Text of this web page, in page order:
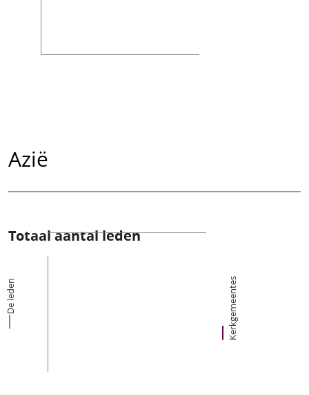
Azië
Totaal aantal leden
De leden Kerkgemeentes